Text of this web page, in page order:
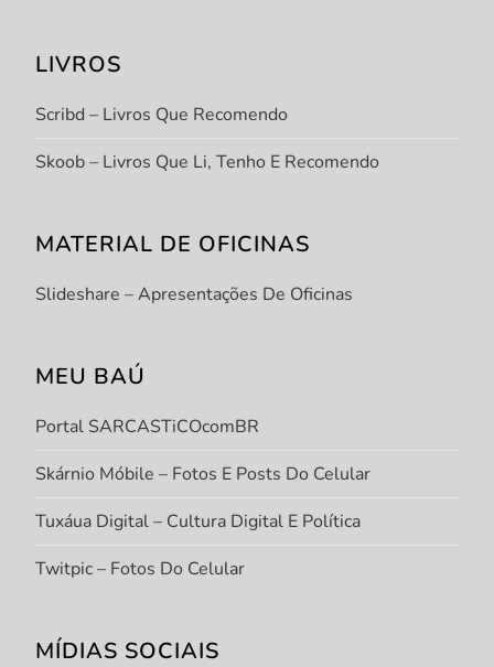
LIVROS
Scribd – Livros Que Recomendo
Skoob – Livros Que Li, Tenho E Recomendo
MATERIAL DE OFICINAS
Slideshare – Apresentações De Oficinas
MEU BAÚ
Portal SARCASTiCOcomBR
Skárnio Móbile – Fotos E Posts Do Celular
Tuxáua Digital – Cultura Digital E Política
Twitpic – Fotos Do Celular
MÍDIAS SOCIAIS